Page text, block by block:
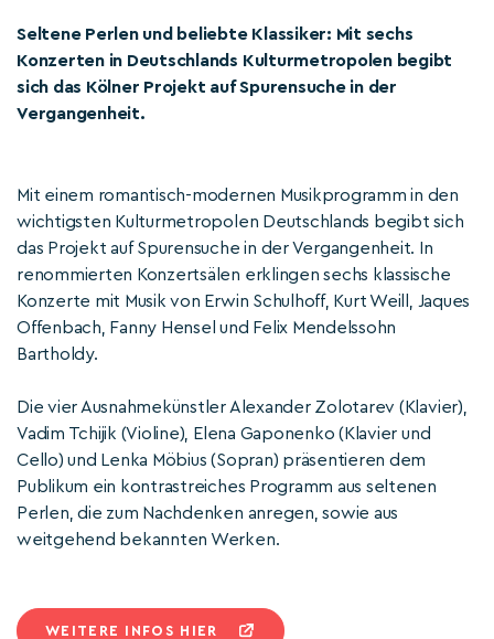
Seltene Perlen und beliebte Klassiker: Mit sechs
Konzerten in Deutschlands Kulturmetropolen begibt
sich das Kölner Projekt auf Spurensuche in der
Vergangenheit.
Mit einem romantisch-modernen Musikprogramm in den
wichtigsten Kulturmetropolen Deutschlands begibt sich
das Projekt auf Spurensuche in der Vergangenheit. In
renommierten Konzertsälen erklingen sechs klassische
Konzerte mit Musik von Erwin Schulhoff, Kurt Weill, Jaques
Offenbach, Fanny Hensel und Felix Mendelssohn
Bartholdy.
Die vier Ausnahmekünstler Alexander Zolotarev (Klavier),
Vadim Tchijik (Violine), Elena Gaponenko (Klavier und
Cello) und Lenka Möbius (Sopran) präsentieren dem
Publikum ein kontrastreiches Programm aus seltenen
Perlen, die zum Nachdenken anregen, sowie aus
weitgehend bekannten Werken.
WEITERE INFOS HIER